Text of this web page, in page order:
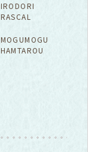
IRODORI
RASCAL
MOGUMOGU
HAMTAROU